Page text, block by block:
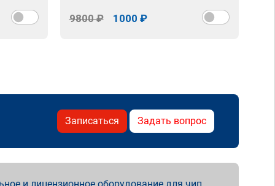
9800 ₽ 1000 ₽
Записаться Задать вопрос